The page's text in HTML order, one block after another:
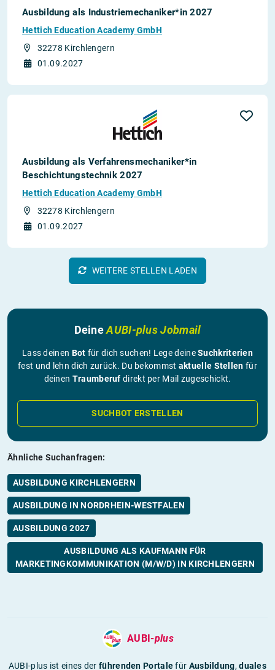
Ausbildung als Industrie­mechaniker*in 2027
Hettich Education Academy GmbH
32278 Kirchlengern
01.09.2027
Ausbildung als Verfahrens­mechaniker*in
Beschichtungs­technik 2027
Hettich Education Academy GmbH
32278 Kirchlengern
01.09.2027
WEITERE STELLEN LADEN
DeineAUBI-plus Jobmail
Lass deinen Bot für dich suchen! Lege deineSuchkriterien
fest und lehn dich zurück. Du bekommst aktuelle Stellen für
deinen Traumberuf direkt per Mail zugeschickt.
SUCHBOT ERSTELLEN
Ähnliche Suchanfragen:
AUSBILDUNG KIRCHLENGERN
AUSBILDUNG IN NORDRHEIN-WESTFALEN
AUSBILDUNG 2027
AUSBILDUNG ALS KAUFMANN FÜR
MARKETINGKOMMUNIKATION (M/W/D) IN KIRCHLENGERN
AUBI-plus
AUBI-plus ist eines derführenden Portalefür Ausbildung,duales